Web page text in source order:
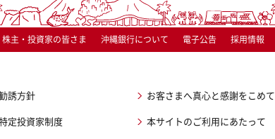
株主・投資家の皆さま 沖縄銀行について 電子公告 採用情報
誘方針
定投資家制度
お客さまへ真心と感謝をこめて
本サイトのご利用にあたって